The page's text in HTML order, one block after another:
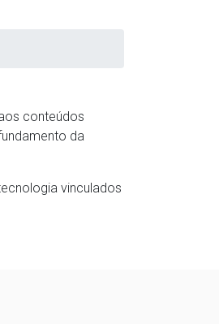
conteúdos
da
vinculados